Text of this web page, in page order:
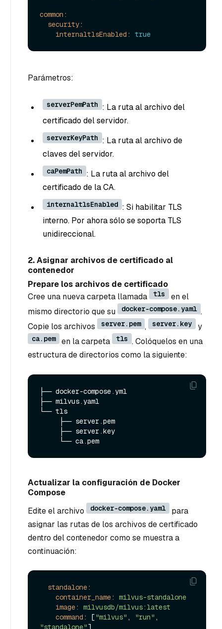
common:
security:
internaltlsEnabled:
true
Parámetros:
serverPemPath : La ruta al archivo del
certificado del servidor.
serverKeyPath : La ruta al archivo de
claves del servidor.
caPemPath : La ruta al archivo del
certificado de la CA.
internaltlsEnabled : Si habilitar TLS
interno. Por ahora sólo se soporta TLS
unidireccional.
2. Asignar archivos de certificado al
contenedor
Prepare los archivos de certificado
Cree una nueva carpeta llamada
tls
en el
mismo directorio que su
docker-compose.yaml .
Copie los archivos
server.pem , server.key y
ca.pem en la carpeta tls . Colóquelos en una
estructura de directorios como la siguiente:
├── docker-compose.yml
├── milvus.yaml
Actualizar la configuración de Docker
Compose
Edite el archivo
docker-compose.yaml
para
asignar las rutas de los archivos de certificado
dentro del contenedor como se muestra a
continuación:
standalone:
container_name:
milvus-standalone
image:
milvusdb/milvus:latest
command:
["milvus" , "run"
"standalone"]